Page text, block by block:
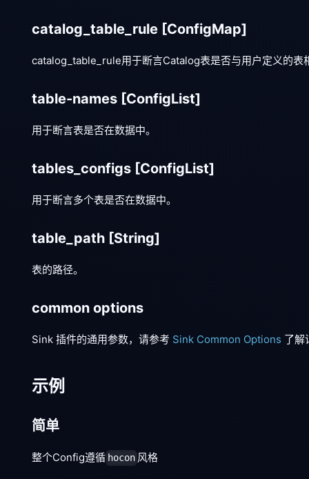
catalog_table_rule [ConfigMap]
catalog_table_rule用于断言Catalog表是否与用户定义的表
table-names [ConfigList]
用于断言表是否在数据中。
tables_configs [ConfigList]
用于断言多个表是否在数据中。
table_path [String]
表的路径。
common options
Sink 插件的通用参数，请参考 Sink Common Options 了解
示例
简单
整个Config遵循 hocon 风格